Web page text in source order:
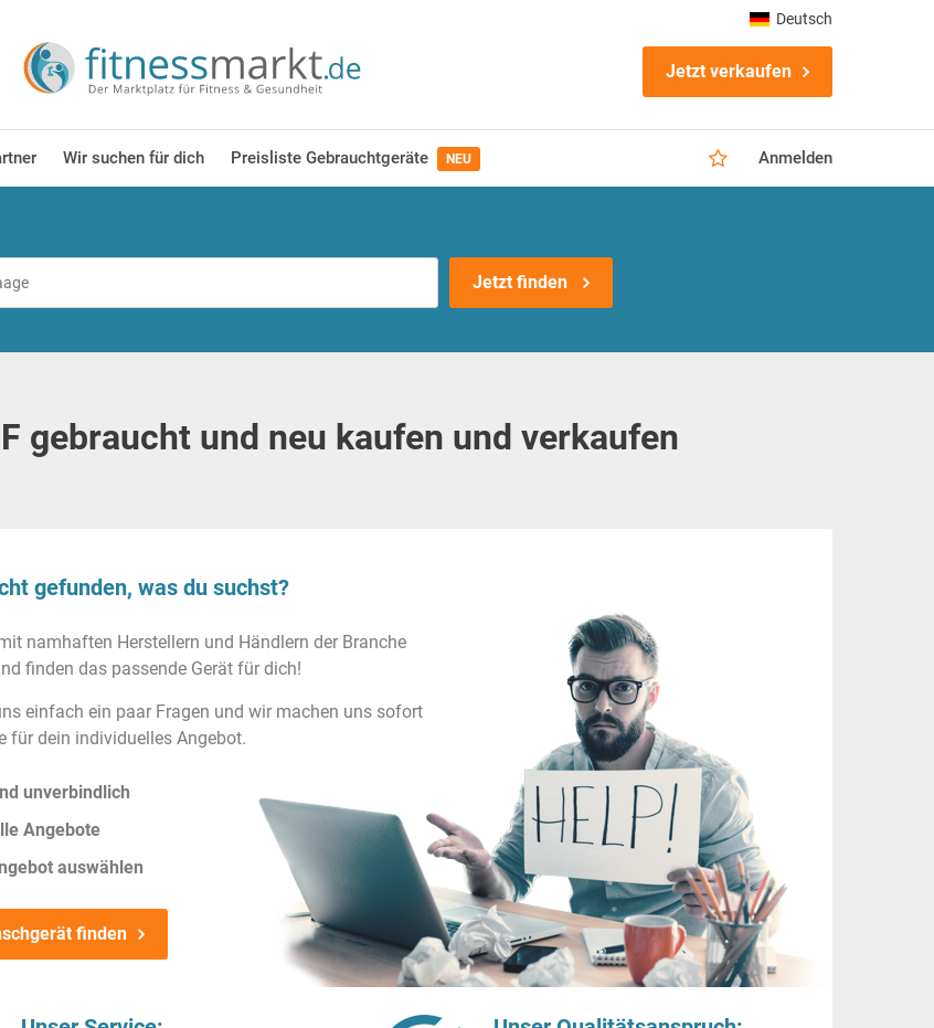
Jetzt verkaufen
Wir suchen für dich Preisliste Gebrauchtgeräte NEU Anmelden
Deutsch
Jetzt finden
gebraucht und neu kaufen und verkaufen
gefunden, was du suchst?
namhaften Herstellern und Händlern der Branche
finden das passende Gerät für dich!
einfach ein paar Fragen und wir machen uns sofort
für dein individuelles Angebot.
unverbindlich
Angebote
auswählen
finden